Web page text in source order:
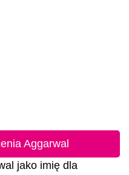
Aggarwal
jako imię dla